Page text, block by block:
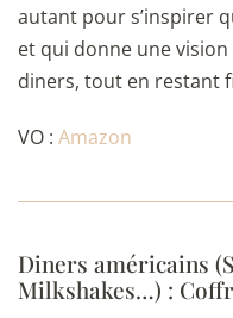
autant pour s’inspirer
et qui donne une
diners, tout en restant
VO : Amazon
Diners américains
Milkshakes…) :